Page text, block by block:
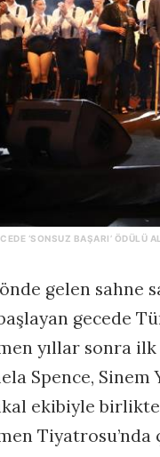
‘SONSUZ BAŞARI’ ÖDÜLÜ
gelen sahne
gecede
yıllar sonra
Spence, Sinem
ekibiyle birlikte
Tiyatrosu’nda